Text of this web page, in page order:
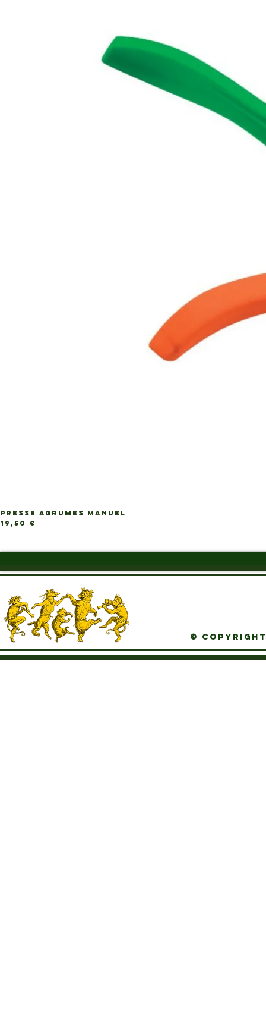
PRESSE AGRUMES MANUEL
Prix
19,50 €
© Copyright